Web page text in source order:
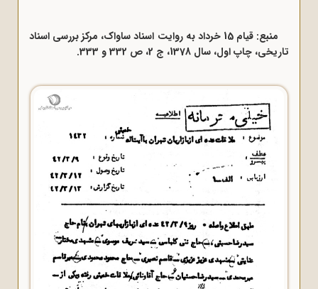
منبع: قیام 15 خرداد به روایت اسناد ساواک، مرکز بررسی اسناد
تاریخی، چاپ اول، سال 1378، ج 2، ص 332 و 333.